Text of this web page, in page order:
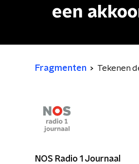
een
Fragmenten Tekenen
NOS Radio 1 Journaal